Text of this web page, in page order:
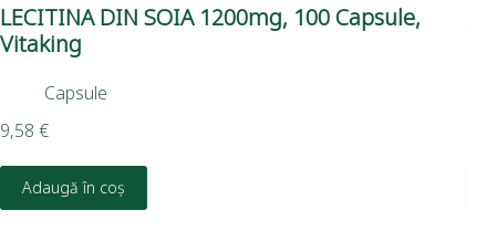
LECITINA DIN SOIA 1200mg, 100 Capsule,
Vitaking
Capsule
9,58 €
Adaugă în coș